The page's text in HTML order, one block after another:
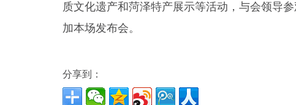
质文化遗产和菏泽特产展示等活动，与会领导
加本场发布会。
分享到：